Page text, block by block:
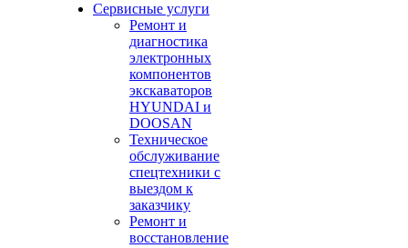
Сервисные услуги
Ремонт и
диагностика
электронных
компонентов
экскаваторов
HYUNDAI и
DOOSAN
Техническое
обслуживание
спецтехники с
выездом к
заказчику
Ремонт и
восстановление